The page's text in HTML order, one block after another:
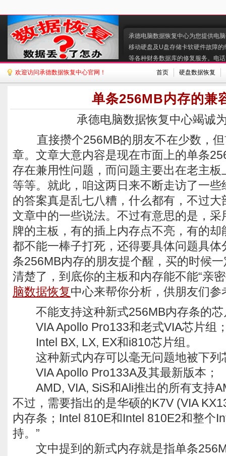
承德电脑数据恢复中心为您提供电
移动硬盘及U盘存储卡软硬件故障
等各种财务数据库的修复服务。电
欢迎访问承德数据恢复中心官网！
首页 硬盘数据恢复
单条256MB内存的兼
承德电脑数据恢复中心竭诚
直接攒个256MB的朋友不在少数，但
章。文章大意内容是现在市面上的单条
存在兼用性问题，而问题主要出在老主板
等等。就此，咱这两日来不断走访了一
的答案真是乱七八糟，什么都有，不过
文章中的一些说法。不过有意思的是，
牌的主板，有的插上内存点不亮，有的
都不能一棒子打死，还得要具体问题具
条256MB内存的朋友提个醒，买的时候
清楚了，到底你的主板和内存能不能“亲
脑数据恢复中心来帮你分析，供朋友们参
不能支持这种新式256MB内存条的芯
VIA Apollo Pro133和老式VIA芯片组
Intel BX, LX, EX和i810芯片组。
这种新式内存可以毫无问题地被下列
VIA Apollo Pro133A及其最新版本；
AMD, VIA, SiS和Ali推出的所有支持
不过，需要指出的是华硕的K7V (VIA
内存条；Intel 810E和Intel 810E2和整个
持。”
文中提到的新式内存就是指单条